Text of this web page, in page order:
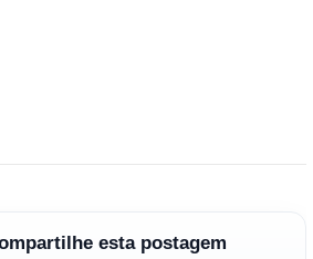
esta postagem